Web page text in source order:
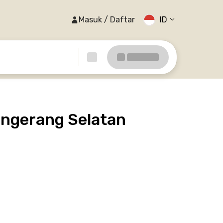
Masuk / Daftar ID
Selatan